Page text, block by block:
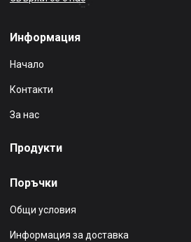
Информация
Начало
Контакти
За нас
Продукти
Поръчки
Общи условия
Информация за доставка